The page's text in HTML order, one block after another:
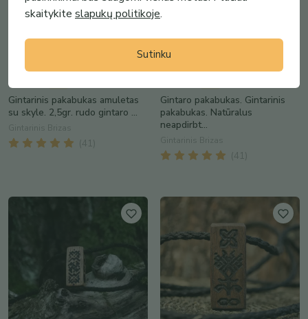
7.99€
Gintarinis pakabukas amuletas
su skyle. 2,5gr. rudo gintaro ...
Gintarinis Brizas
( 41
Gintaro pakabukas. Gintarinis
pakabukas. Natūralus
neapdirbt...
Gintarinis Brizas
( 41
skaitykite slapukų politikoje.
Sutinku